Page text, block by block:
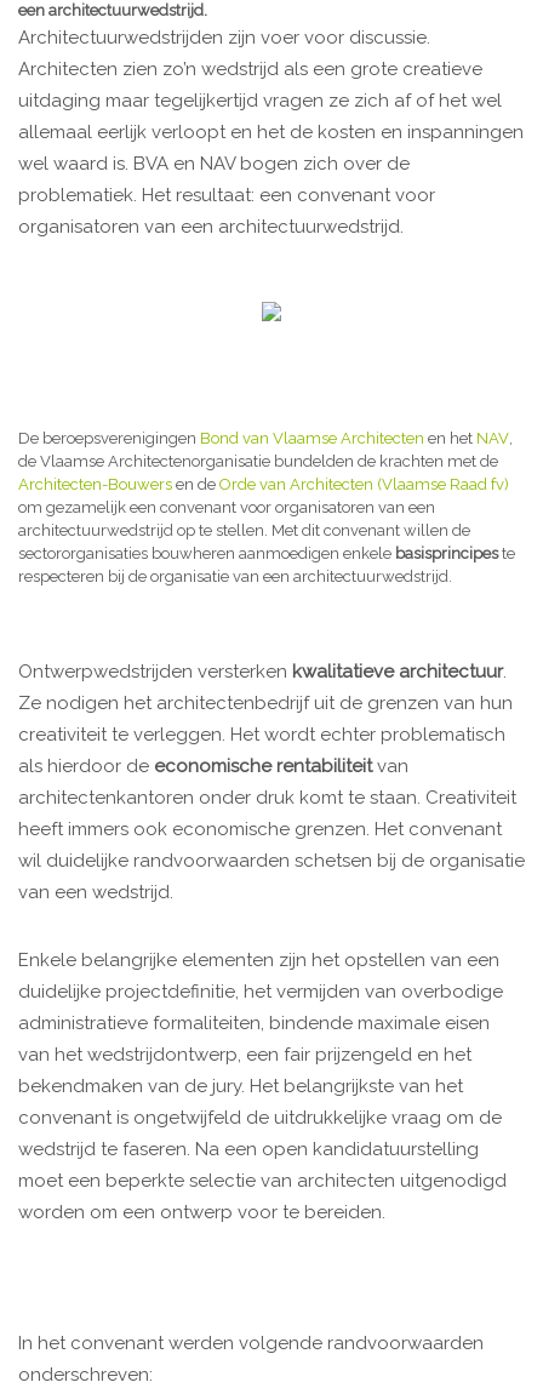
een architectuurwedstrijd.
Architectuurwedstrijden zijn voer voor discussie.
Architecten zien zo’n wedstrijd als een grote creatieve
uitdaging maar tegelijkertijd vragen ze zich af of het wel
allemaal eerlijk verloopt en het de kosten en inspanningen
wel waard is. BVA en NAV bogen zich over de
problematiek. Het resultaat: een convenant voor
organisatoren van een architectuurwedstrijd.
De beroepsverenigingen Bond van Vlaamse Architecten en het NAV,
de Vlaamse Architectenorganisatie bundelden de krachten met de
Architecten-Bouwers en de Orde van Architecten (Vlaamse Raad fv)
om gezamelijk een convenant voor organisatoren van een
architectuurwedstrijd op te stellen. Met dit convenant willen de
sectororganisaties bouwheren aanmoedigen enkele basisprincipeste
respecteren bij de organisatie van een architectuurwedstrijd.
Ontwerpwedstrijden versterken kwalitatieve architectuur.
Ze nodigen het architectenbedrijf uit de grenzen van hun
creativiteit te verleggen. Het wordt echter problematisch
als hierdoor de economische rentabiliteitvan
architectenkantoren onder druk komt te staan. Creativiteit
heeft immers ook economische grenzen. Het convenant
wil duidelijke randvoorwaarden schetsen bij de organisatie
van een wedstrijd.
Enkele belangrijke elementen zijn het opstellen van een
duidelijke projectdefinitie, het vermijden van overbodige
administratieve formaliteiten, bindende maximale eisen
van het wedstrijdontwerp, een fair prijzengeld en het
bekendmaken van de jury. Het belangrijkste van het
convenant is ongetwijfeld de uitdrukkelijke vraag om de
wedstrijd te faseren. Na een open kandidatuurstelling
moet een beperkte selectie van architecten uitgenodigd
worden om een ontwerp voor te bereiden.
In het convenant werden volgende randvoorwaarden
onderschreven: